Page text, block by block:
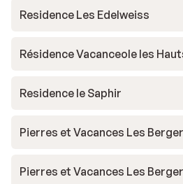
Residence Les Edelweiss
Résidence Vacanceole les
Residence le Saphir
Pierres et Vacances Les
Pierres et Vacances Les